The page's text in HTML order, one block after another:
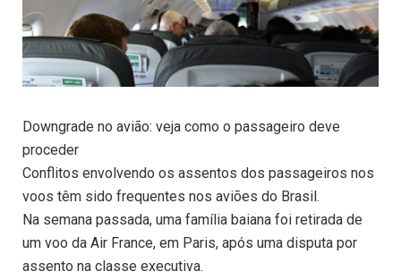
Downgrade no avião: veja como o passageiro deve
proceder
Conflitos envolvendo os assentos dos passageiros nos
voos têm sido frequentes nos aviões do Brasil.
Na semana passada, uma família baiana foi retirada de
um voo da Air France, em Paris, após uma disputa por
assento na classe executiva.